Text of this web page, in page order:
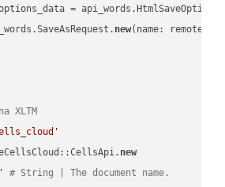
=
new(name:
XLTM
new
# String | The document name.